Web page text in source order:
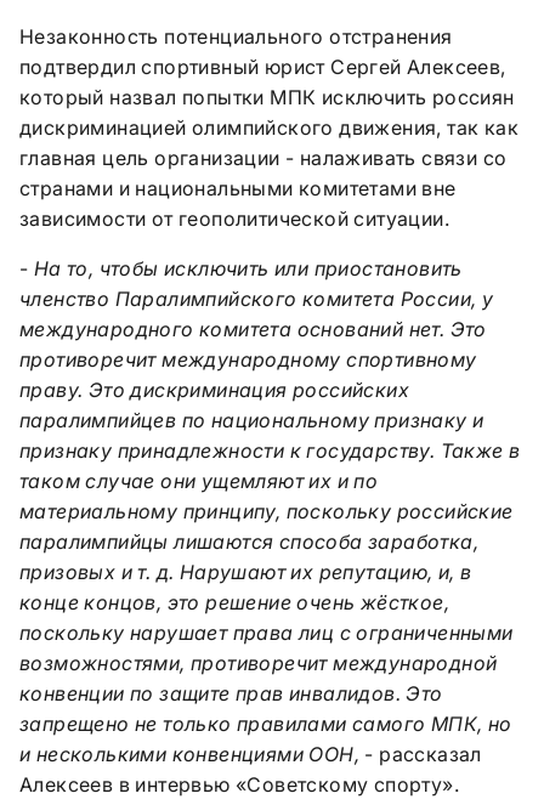
Незаконность потенциального отстранения
подтвердил спортивный юрист Сергей Алексеев,
который назвал попытки МПК исключить россиян
дискриминацией олимпийского движения, так как
главная цель организации - налаживать связи со
странами и национальными комитетами вне
зависимости от геополитической ситуации.
- На то, чтобы исключить или приостановить
членство Паралимпийского комитета России, у
международного комитета оснований нет. Это
противоречит международному спортивному
праву. Это дискриминация российских
паралимпийцев по национальному признаку и
признаку принадлежности к государству. Также в
таком случае они ущемляют их и по
материальному принципу, поскольку российские
паралимпийцы лишаются способа заработка,
призовых и т. д. Нарушают их репутацию, и, в
конце концов, это решение очень жёсткое,
поскольку нарушает права лиц с ограниченными
возможностями, противоречит международной
конвенции по защите прав инвалидов. Это
запрещено не только правилами самого МПК, но
и несколькими конвенциями ООН, - рассказал
Алексеев в интервью «Советскому спорту».